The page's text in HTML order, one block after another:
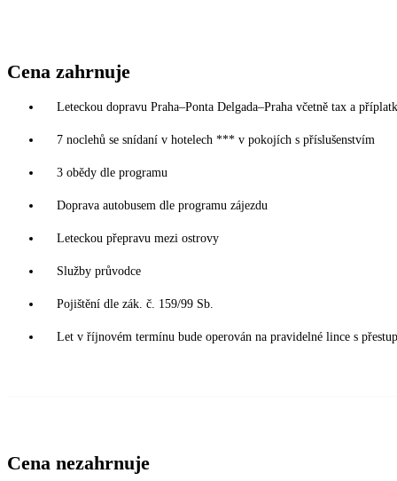
Cena zahrnuje
Leteckou dopravu Praha–Ponta Delgada–Praha včetně tax a
7 noclehů se snídaní v hotelech *** v pokojích s příslušenstvím
3 obědy dle programu
Doprava autobusem dle programu zájezdu
Leteckou přepravu mezi ostrovy
Služby průvodce
Pojištění dle zák. č. 159/99 Sb.
Let v říjnovém termínu bude operován na pravidelné lince s
Cena nezahrnuje